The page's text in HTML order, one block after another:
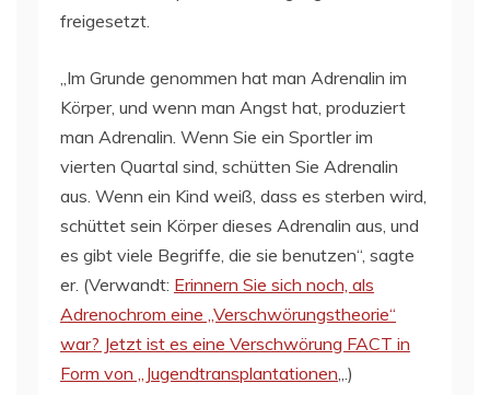
freigesetzt.
„Im Grunde genommen hat man Adrenalin im
Körper, und wenn man Angst hat, produziert
man Adrenalin. Wenn Sie ein Sportler im
vierten Quartal sind, schütten Sie Adrenalin
aus. Wenn ein Kind weiß, dass es sterben wird,
schüttet sein Körper dieses Adrenalin aus, und
es gibt viele Begriffe, die sie benutzen“, sagte
er. (Verwandt: Erinnern Sie sich noch, als
Adrenochrom eine „Verschwörungstheorie“
war? Jetzt ist es eine Verschwörung FACT in
Form von „Jugendtransplantationen „.)